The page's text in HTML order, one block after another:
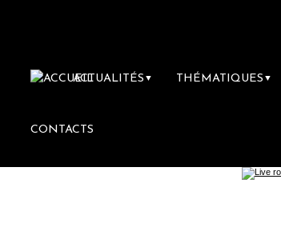
ACTUALITÉS ▼ THÉMATIQUES ▼
CONTACTS